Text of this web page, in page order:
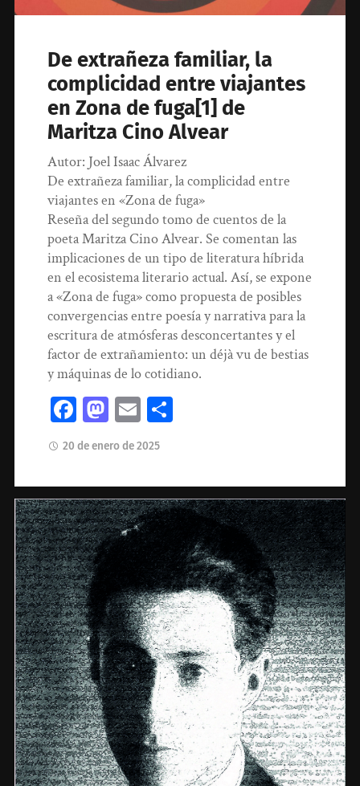
De extrañeza familiar, la
complicidad entre viajantes
en Zona de fuga[1] de
Maritza Cino Alvear
Autor: Joel Isaac Álvarez
De extrañeza familiar, la complicidad entre
viajantes en «Zona de fuga»
Reseña del segundo tomo de cuentos de la
poeta Maritza Cino Alvear. Se comentan las
implicaciones de un tipo de literatura híbrida
en el ecosistema literario actual. Así, se expone
a «Zona de fuga» como propuesta de posibles
convergencias entre poesía y narrativa para la
escritura de atmósferas desconcertantes y el
factor de extrañamiento: un déjà vu de bestias
y máquinas de lo cotidiano.
Facebook
Mastodon
Email
20 de enero de 2025